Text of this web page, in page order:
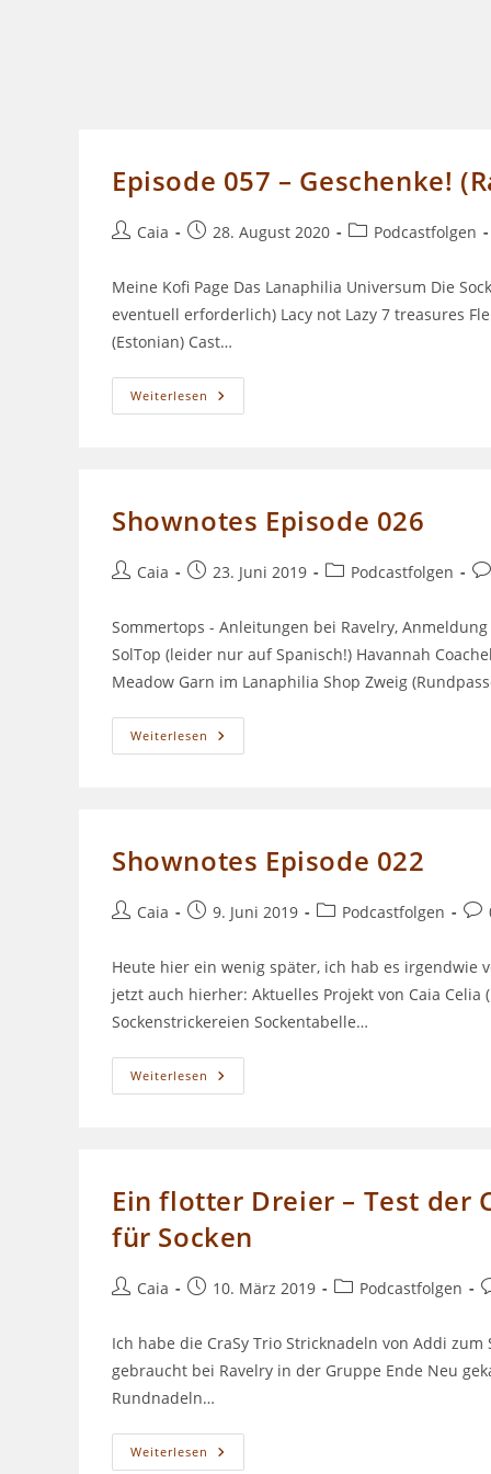
Episode 057 – Geschenke!
Beitrags-
Caia
Beitrag28. August 2020
Beitrags-
Podcastfolgen
Meine Kofi Page Das Lanaphilia Universum Die
eventuell erforderlich) Lacy not Lazy 7 treasures
(Estonian) Cast…
Weiterlesen Episode
057
Shownotes Episode 026
Beitrags-
Caia
Beitrag23. Juni 2019
Beitrags-
Podcastfolgen
Sommertops - Anleitungen bei Ravelry,
SolTop (leider nur auf Spanisch!) Havannah
Meadow Garn im Lanaphilia Shop Zweig
Weiterlesen Shownotes
Episode
Shownotes Episode 022
Beitrags-
Caia
Beitrag9. Juni 2019
Beitrags-
Podcastfolgen
Heute hier ein wenig später, ich hab es irgendwie
jetzt auch hierher: Aktuelles Projekt von Caia
Sockenstrickereien Sockentabelle…
Weiterlesen Shownotes
Episode
Ein flotter Dreier – Test der
für Socken
Beitrags-
Caia
Beitrag10. März 2019
Beitrags-
Podcastfolgen
Ich habe die CraSy Trio Stricknadeln von Addi
gebraucht bei Ravelry in der Gruppe Ende Neu
Rundnadeln…
Weiterlesen Ein
Flotter